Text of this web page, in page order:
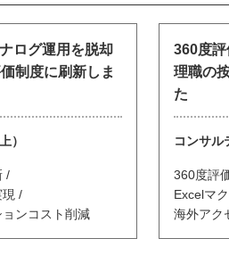
ログ運用を脱却
制度に刷新しま
）
ンコスト削減
360度
理職の
た
コンサル
360度評
Excelマ
海外アク